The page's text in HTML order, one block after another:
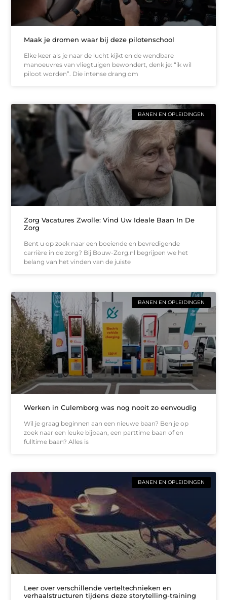
Maak je dromen waar bij deze pilotenschool
Elke keer als je naar de lucht kijkt en de wendbare
manoeuvres van vliegtuigen bewondert, denk je: “ik wil
piloot worden”. Die intense drang om
BANEN EN OPLEIDINGEN
Zorg Vacatures Zwolle: Vind Uw Ideale Baan In De
Zorg
Bent u op zoek naar een boeiende en bevredigende
carrière in de zorg? Bij Bouw-Zorg.nl begrijpen we het
belang van het vinden van de juiste
BANEN EN OPLEIDINGEN
Werken in Culemborg was nog nooit zo eenvoudig
Wil je graag beginnen aan een nieuwe baan? Ben je op
zoek naar een leuke bijbaan, een parttime baan of en
fulltime baan? Alles is
BANEN EN OPLEIDINGEN
Leer over verschillende verteltechnieken en
verhaalstructuren tijdens deze storytelling-training